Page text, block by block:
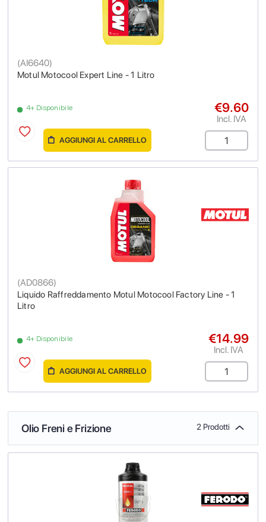
Motul Motocool Expert Line - 1 Litro
(AI6640)
4+ Disponibile €9.60
Incl. IVA
AGGIUNGI AL CARRELLO
Liquido Raffreddamento Motul Motocool Factory Line - 1
Litro
(AD0866)
4+ Disponibile €14.99
Incl. IVA
AGGIUNGI AL CARRELLO
Olio Freni e Frizione 2 Prodotti